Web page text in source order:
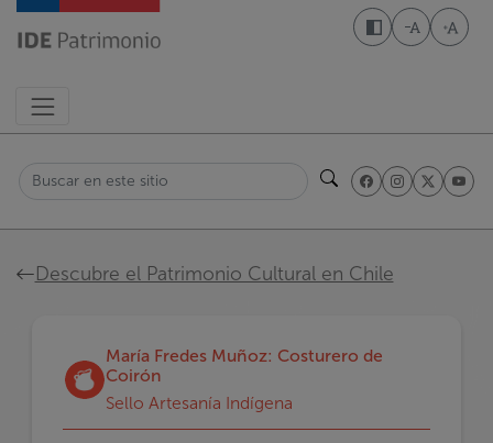
Pasar
Disminuir
Buscar
deDescubre el Patrimonio Cultural en Chile
María Fredes Muñoz: Costurero de
Coirón
Sello Artesanía Indígena